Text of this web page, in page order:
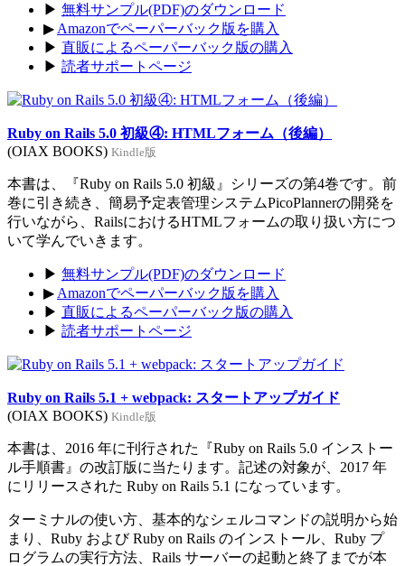
▶ 無料サンプル(PDF)のダウンロード
▶ Amazonでペーパーバック版を購入
▶ 直販によるペーパーバック版の購入
▶ 読者サポートページ
Ruby on Rails 5.0 初級④: HTMLフォーム（後編）
(OIAX BOOKS) Kindle版
本書は、『Ruby on Rails 5.0 初級』シリーズの第4巻です。前
巻に引き続き、簡易予定表管理システムPicoPlannerの開発を
行いながら、RailsにおけるHTMLフォームの取り扱い方につ
いて学んでいきます。
▶ 無料サンプル(PDF)のダウンロード
▶ Amazonでペーパーバック版を購入
▶ 直販によるペーパーバック版の購入
▶ 読者サポートページ
Ruby on Rails 5.1 + webpack: スタートアップガイド
(OIAX BOOKS) Kindle版
本書は、2016 年に刊行された『Ruby on Rails 5.0 インストー
ル手順書』の改訂版に当たります。記述の対象が、2017 年
にリリースされた Ruby on Rails 5.1 になっています。
ターミナルの使い方、基本的なシェルコマンドの説明から始
まり、Ruby および Ruby on Rails のインストール、Ruby プ
ログラムの実行方法、Rails サーバーの起動と終了までが本